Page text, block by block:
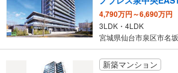
4,790万円～6,690万円
3LDK・4LDK
宮城県仙台市泉区市名
新築マンション